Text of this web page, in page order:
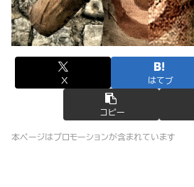
X はてブ
コピー
本ページはプロモーションが含まれています